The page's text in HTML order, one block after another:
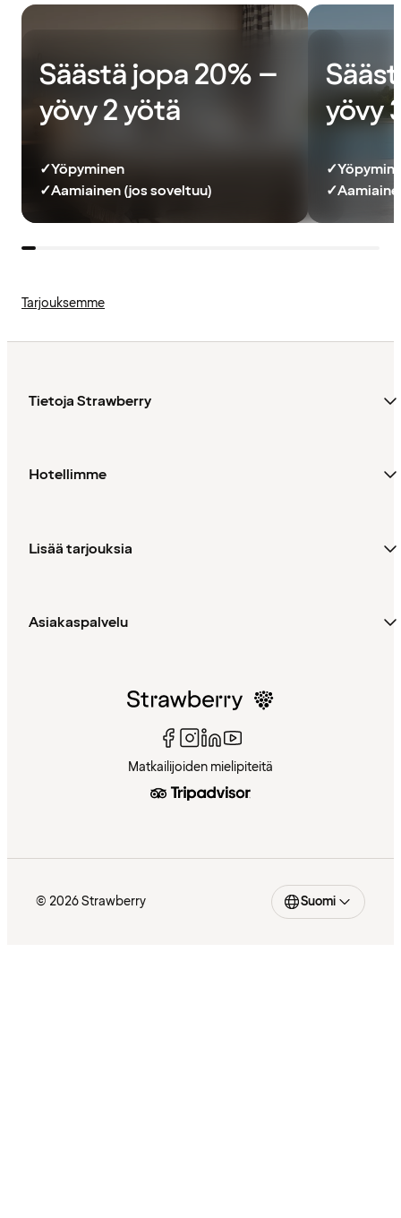
Säästä jopa 20% –
yövy 2 yötä
✓Yöpyminen
✓Aamiainen (jos soveltuu)
yövy
✓
✓
Tarjouksemme
Tietoja Strawberry
Hotellimme
Lisää tarjouksia
Asiakaspalvelu
Matkailijoiden mielipiteitä
© 2026 Strawberry Suomi